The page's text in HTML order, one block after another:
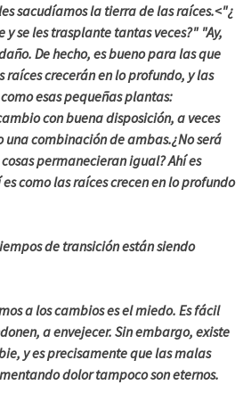
sacudíamos la tierra de las raíces.<"¿
se les trasplante tantas veces?" "Ay,
De hecho, es bueno para las que
raíces crecerán en lo profundo, y las
esas pequeñas plantas:
con buena disposición, a veces
una combinación de ambas.¿No será
permanecieran igual? Ahí es
como las raíces crecen en lo profundo
de transición están siendo
a los cambios es el miedo. Es fácil
a envejecer. Sin embargo, existe
y es precisamente que las malas
dolor tampoco son eternos.